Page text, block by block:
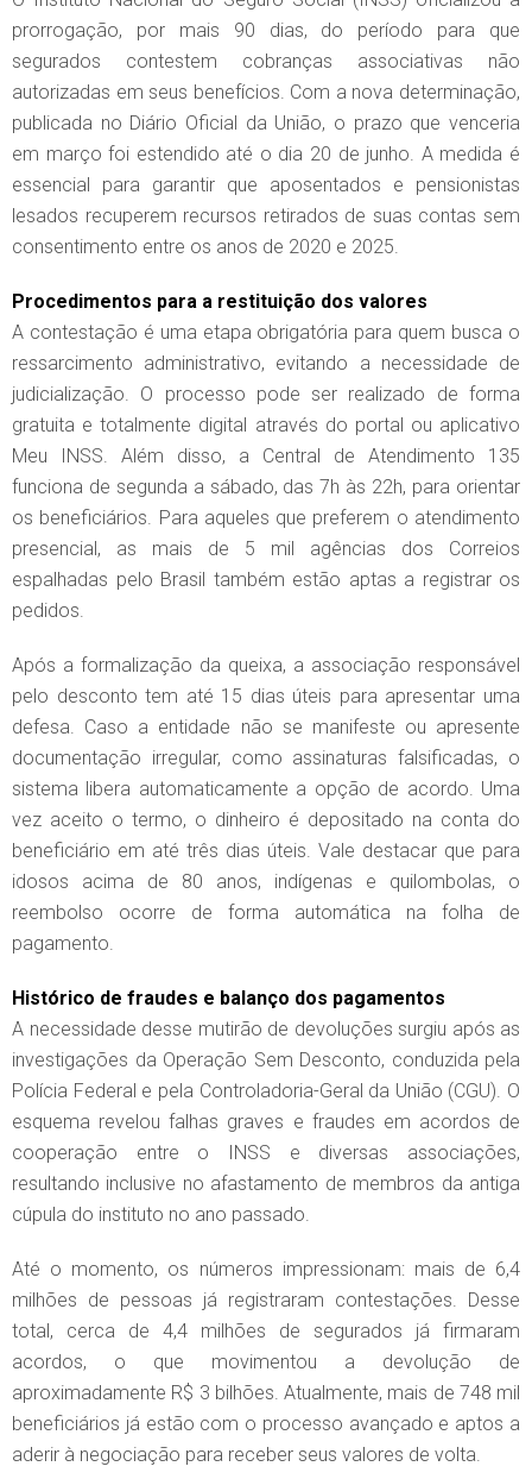
prorrogação, por mais 90 dias, do período para que
segurados contestem cobranças associativas não
autorizadas em seus benefícios. Com a nova determinação,
publicada no Diário Oficial da União, o prazo que venceria
em março foi estendido até o dia 20 de junho. A medida é
essencial para garantir que aposentados e pensionistas
lesados recuperem recursos retirados de suas contas sem
consentimento entre os anos de 2020 e 2025.
Procedimentos para a restituição dos valores
A contestação é uma etapa obrigatória para quem busca o
ressarcimento administrativo, evitando a necessidade de
judicialização. O processo pode ser realizado de forma
gratuita e totalmente digital através do portal ou aplicativo
Meu INSS. Além disso, a Central de Atendimento 135
funciona de segunda a sábado, das 7h às 22h, para orientar
os beneficiários. Para aqueles que preferem o atendimento
presencial, as mais de 5 mil agências dos Correios
espalhadas pelo Brasil também estão aptas a registrar os
pedidos.
Após a formalização da queixa, a associação responsável
pelo desconto tem até 15 dias úteis para apresentar uma
defesa. Caso a entidade não se manifeste ou apresente
documentação irregular, como assinaturas falsificadas, o
sistema libera automaticamente a opção de acordo. Uma
vez aceito o termo, o dinheiro é depositado na conta do
beneficiário em até três dias úteis. Vale destacar que para
idosos acima de 80 anos, indígenas e quilombolas, o
reembolso ocorre de forma automática na folha de
pagamento.
Histórico de fraudes e balanço dos pagamentos
A necessidade desse mutirão de devoluções surgiu após as
investigações da Operação Sem Desconto, conduzida pela
Polícia Federal e pela Controladoria-Geral da União (CGU). O
esquema revelou falhas graves e fraudes em acordos de
cooperação entre o INSS e diversas associações,
resultando inclusive no afastamento de membros da antiga
cúpula do instituto no ano passado.
Até o momento, os números impressionam: mais de 6,4
milhões de pessoas já registraram contestações. Desse
total, cerca de 4,4 milhões de segurados já firmaram
acordos, o que movimentou a devolução de
aproximadamente R$ 3 bilhões. Atualmente, mais de 748 mil
beneficiários já estão com o processo avançado e aptos a
aderir à negociação para receber seus valores de volta.